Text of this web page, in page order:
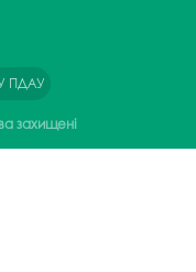
ПДАУ
захищені